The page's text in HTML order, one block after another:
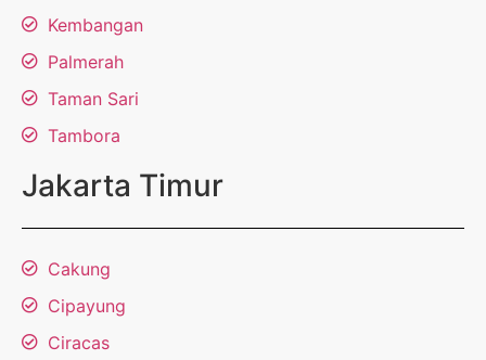
Kembangan
Palmerah
Taman Sari
Tambora
Jakarta Timur
Cakung
Cipayung
Ciracas